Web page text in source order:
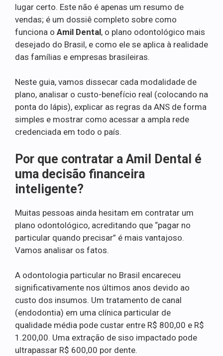
lugar certo. Este não é apenas um resumo de
vendas; é um dossiê completo sobre como
funciona o Amil Dental, o plano odontológico mais
desejado do Brasil, e como ele se aplica à realidade
das famílias e empresas brasileiras.
Neste guia, vamos dissecar cada modalidade de
plano, analisar o custo-benefício real (colocando na
ponta do lápis), explicar as regras da ANS de forma
simples e mostrar como acessar a ampla rede
credenciada em todo o país.
Por que contratar a Amil Dental é
uma decisão financeira
inteligente?
Muitas pessoas ainda hesitam em contratar um
plano odontológico, acreditando que “pagar no
particular quando precisar” é mais vantajoso.
Vamos analisar os fatos.
A odontologia particular no Brasil encareceu
significativamente nos últimos anos devido ao
custo dos insumos. Um tratamento de canal
(endodontia) em uma clínica particular de
qualidade média pode custar entre R$ 800,00 e R$
1.200,00. Uma extração de siso impactado pode
ultrapassar R$ 600,00 por dente.